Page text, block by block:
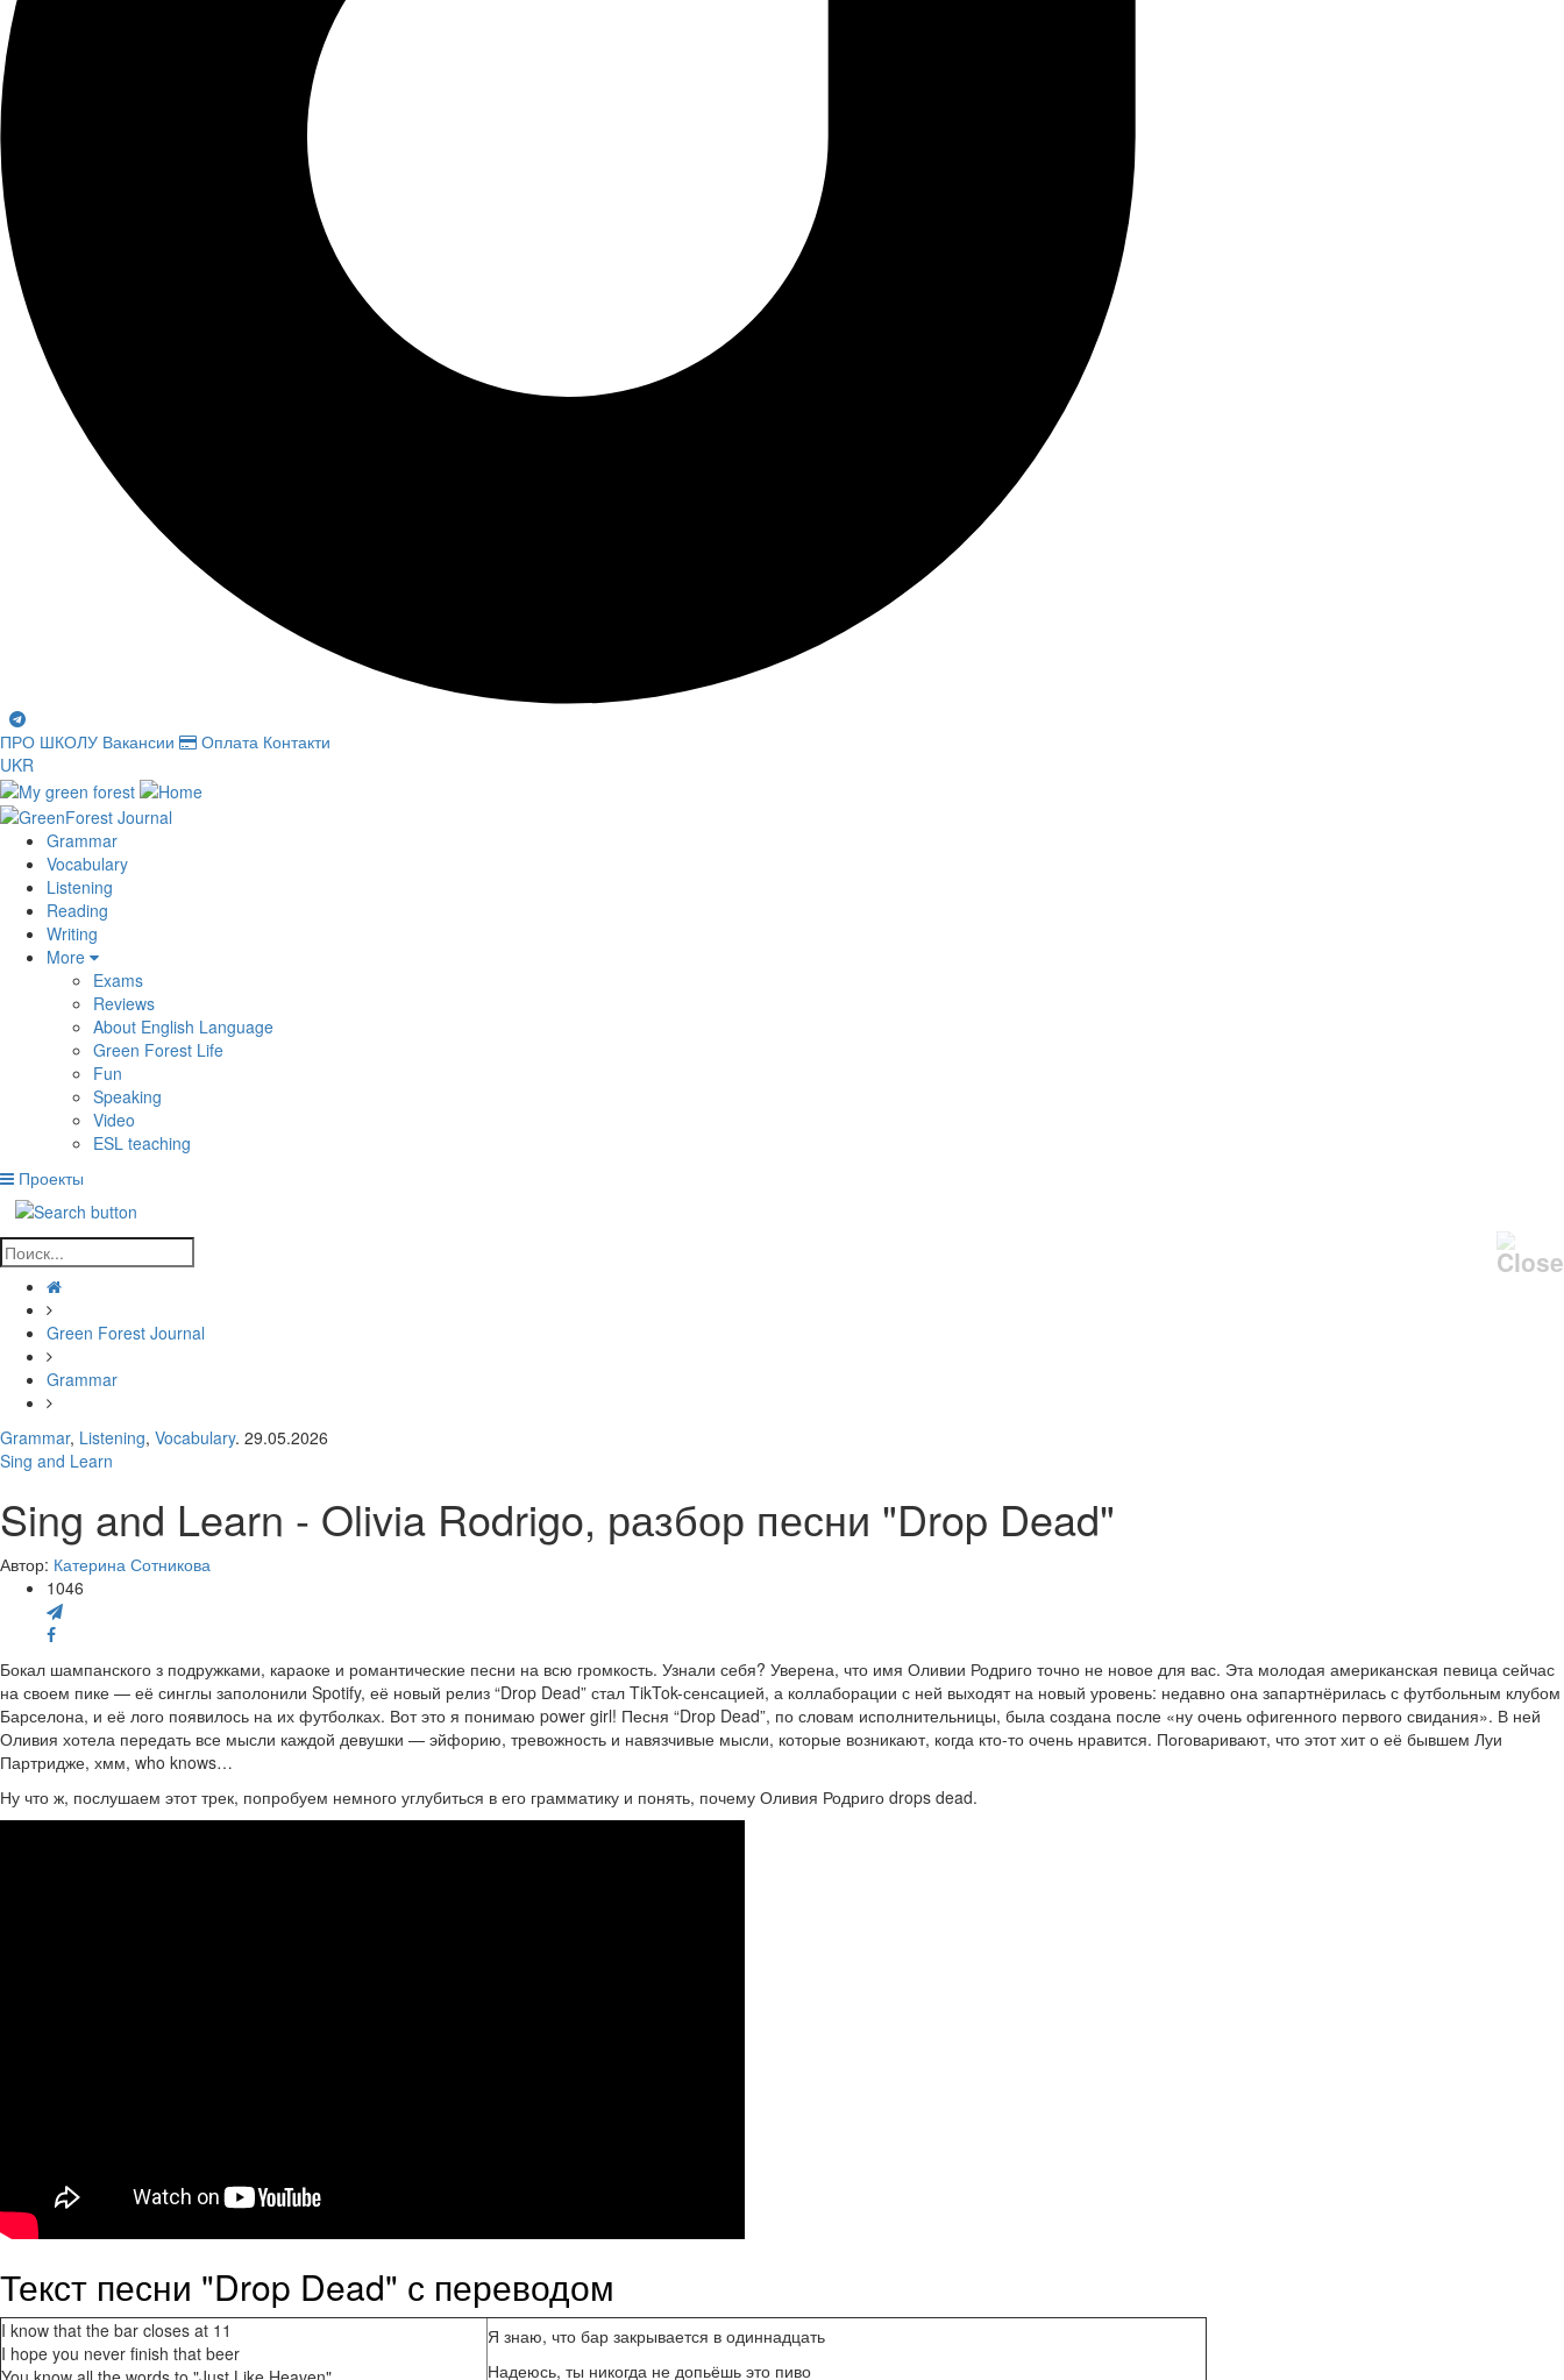
ПРО ШКОЛУ Вакансии Оплата Контакти
UKR
Grammar
Vocabulary
Listening
Reading
Writing
More
Exams
Reviews
About English Language
Green Forest Life
Fun
Speaking
Video
ESL teaching
Проекты
Green Forest Journal
Grammar
Grammar, Listening, Vocabulary. 29.05.2026
Sing and Learn
Sing and Learn - Olivia Rodrigo, разбор песни "Drop Dead"
Автор: Катерина Сотникова
1046
Бокал шампанского з подружками, караоке и романтические песни на всю громкость. Узнали себя? Уверена, что имя Оливии Родриго точно не новое для вас. Эта молодая американская певица сейчас
на своем пике — её синглы заполонили Spotify, её новый релиз “Drop Dead” стал TikTok-сенсацией, а коллаборации с ней выходят на новый уровень: недавно она запартнёрилась с футбольным клубом
Барселона, и её лого появилось на их футболках. Вот это я понимаю power girl! Песня “Drop Dead”, по словам исполнительницы, была создана после «ну очень офигенного первого свидания». В ней
Оливия хотела передать все мысли каждой девушки — эйфорию, тревожность и навязчивые мысли, которые возникают, когда кто-то очень нравится. Поговаривают, что этот хит о её бывшем Луи
Партридже, хмм, who knows…
Ну что ж, послушаем этот трек, попробуем немного углубиться в его грамматику и понять, почему Оливия Родриго drops dead.
Текст песни "Drop Dead" с переводом
I know that the bar closes at 11
I hope you never finish that beer
Я знаю, что бар закрывается в одиннадцать
Надеюсь, ты никогда не допьёшь это пиво